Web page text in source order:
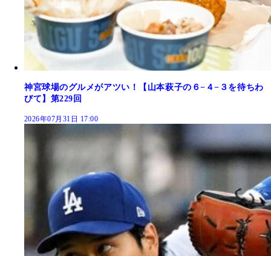
神宮球場のグルメがアツい！【山本萩子の６−４−３を待ちわ
びて】第229回
2026年07月31日 17:00